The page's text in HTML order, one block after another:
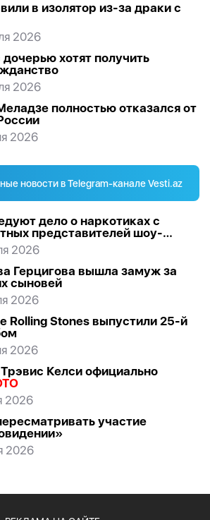
в изолятор из-за драки с
2026
хотят получить
2026
полностью отказался от
2026
новости в Telegram-канале Vesti.az
дело о наркотиках с
представителей шоу-
2026
Герцигова вышла замуж за
сыновей
2026
Rolling Stones выпустили 25-й
2026
Келси официально
2026
участие
2026